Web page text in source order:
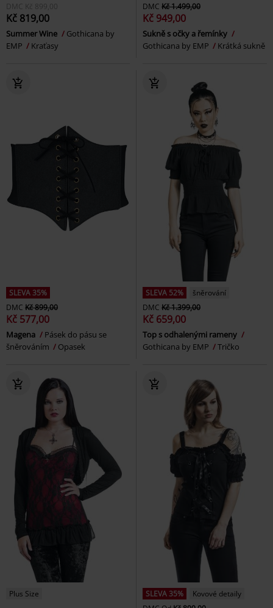
DMC
Kč 899,00
Kč 819,00
Summer Wine
Gothicana by
EMP
Kraťasy
DMC Kč 1.499,00
Kč 949,00
Sukně s očky a řemínky
Gothicana by EMP
Krátká sukně
SLEVA 35%
DMC Kč 899,00
Kč 577,00
Magena
Pásek do pásu se
šněrováním
Opasek
SLEVA 52%
šněrování
DMC Kč 1.399,00
Kč 659,00
Top s odhalenými rameny
Gothicana by EMP
Tričko
Plus Size SLEVA 35%
Kovové detaily